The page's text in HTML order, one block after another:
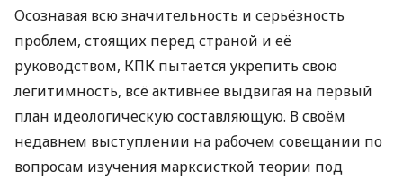
Осознавая всю значительность и серьёзность
проблем, стоящих перед страной и её
руководством, КПК пытается укрепить свою
легитимность, всё активнее выдвигая на первый
план идеологическую составляющую. В своём
недавнем выступлении на рабочем совещании по
вопросам изучения марксисткой теории под